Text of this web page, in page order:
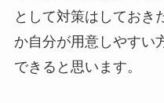
として対策はしておき
か自分が用意しやすい
できると思います。